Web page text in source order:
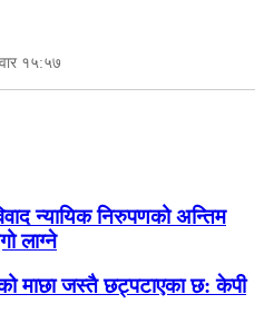
१५:५७
न्यायिक निरुपणको अन्तिम
लाग्ने
माछा जस्तै छट्पटाएका छ: केपी